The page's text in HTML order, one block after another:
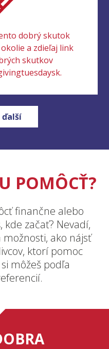
dobrý skutok
a zdieľaj link
skutkov
ďalší
POMÔCŤ?
finančne alebo
kde začať? Nevadí,
ako nájsť
ktorí pomoc
môžeš podľa